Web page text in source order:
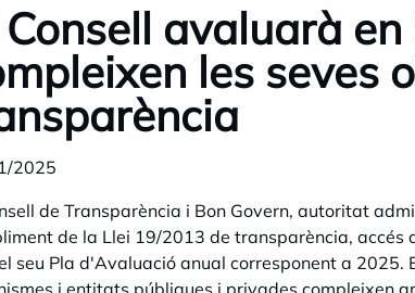
Consell avaluarà
les seves
2025
de Transparència i Bon Govern, autoritat
de la Llei 19/2013 de transparència, accés
seu Pla d'Avaluació anual corresponent a 2025.
i entitats públiques i privades compleixen